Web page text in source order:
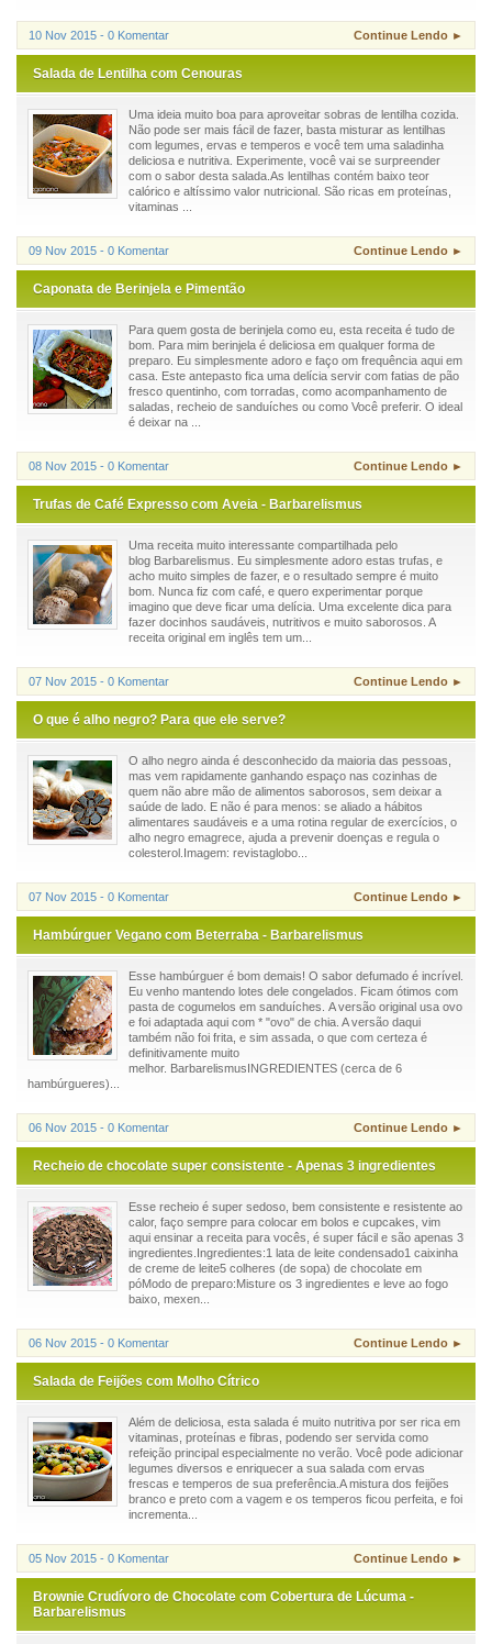
10 Nov 2015 - 0 Komentar Continue Lendo ►
Salada de Lentilha com Cenouras
Uma ideia muito boa para aproveitar sobras de lentilha cozida.
Não pode ser mais fácil de fazer, basta misturar as lentilhas
com legumes, ervas e temperos e você tem uma saladinha
deliciosa e nutritiva. Experimente, você vai se surpreender
com o sabor desta salada.As lentilhas contém baixo teor
calórico e altíssimo valor nutricional. São ricas em proteínas,
vitaminas ...
09 Nov 2015 - 0 Komentar Continue Lendo ►
Caponata de Berinjela e Pimentão
Para quem gosta de berinjela como eu, esta receita é tudo de
bom. Para mim berinjela é deliciosa em qualquer forma de
preparo. Eu simplesmente adoro e faço om frequência aqui em
casa. Este antepasto fica uma delícia servir com fatias de pão
fresco quentinho, com torradas, como acompanhamento de
saladas, recheio de sanduíches ou como Você preferir. O ideal
é deixar na ...
08 Nov 2015 - 0 Komentar Continue Lendo ►
Trufas de Café Expresso com Aveia - Barbarelismus
Uma receita muito interessante compartilhada pelo
blog Barbarelismus. Eu simplesmente adoro estas trufas, e
acho muito simples de fazer, e o resultado sempre é muito
bom. Nunca fiz com café, e quero experimentar porque
imagino que deve ficar uma delícia. Uma excelente dica para
fazer docinhos saudáveis, nutritivos e muito saborosos. A
receita original em inglês tem um...
07 Nov 2015 - 0 Komentar Continue Lendo ►
O que é alho negro? Para que ele serve?
O alho negro ainda é desconhecido da maioria das pessoas,
mas vem rapidamente ganhando espaço nas cozinhas de
quem não abre mão de alimentos saborosos, sem deixar a
saúde de lado. E não é para menos: se aliado a hábitos
alimentares saudáveis e a uma rotina regular de exercícios, o
alho negro emagrece, ajuda a prevenir doenças e regula o
colesterol.Imagem: revistaglobo...
07 Nov 2015 - 0 Komentar Continue Lendo ►
Hambúrguer Vegano com Beterraba - Barbarelismus
Esse hambúrguer é bom demais! O sabor defumado é incrível.
Eu venho mantendo lotes dele congelados. Ficam ótimos com
pasta de cogumelos em sanduíches. A versão original usa ovo
e foi adaptada aqui com * "ovo" de chia. A versão daqui
também não foi frita, e sim assada, o que com certeza é
definitivamente muito
melhor. BarbarelismusINGREDIENTES (cerca de 6
hambúrgueres)...
06 Nov 2015 - 0 Komentar Continue Lendo ►
Recheio de chocolate super consistente - Apenas 3 ingredientes
Esse recheio é super sedoso, bem consistente e resistente ao
calor, faço sempre para colocar em bolos e cupcakes, vim
aqui ensinar a receita para vocês, é super fácil e são apenas 3
ingredientes.Ingredientes:1 lata de leite condensado1 caixinha
de creme de leite5 colheres (de sopa) de chocolate em
póModo de preparo:Misture os 3 ingredientes e leve ao fogo
baixo, mexen...
06 Nov 2015 - 0 Komentar Continue Lendo ►
Salada de Feijões com Molho Cítrico
Além de deliciosa, esta salada é muito nutritiva por ser rica em
vitaminas, proteínas e fibras, podendo ser servida como
refeição principal especialmente no verão. Você pode adicionar
legumes diversos e enriquecer a sua salada com ervas
frescas e temperos de sua preferência.A mistura dos feijões
branco e preto com a vagem e os temperos ficou perfeita, e foi
incrementa...
05 Nov 2015 - 0 Komentar Continue Lendo ►
Brownie Crudívoro de Chocolate com Cobertura de Lúcuma -
Barbarelismus